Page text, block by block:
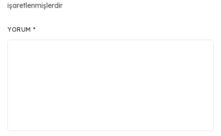
işaretlenmişlerdir
YORUM *